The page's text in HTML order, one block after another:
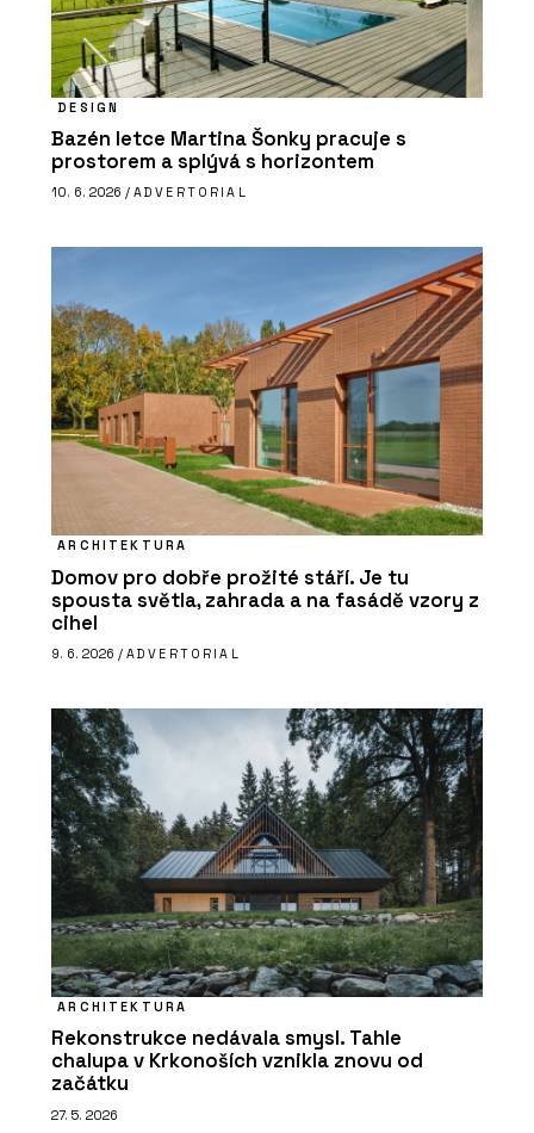
DESIGN
Bazén letce Martina Šonky pracuje s
prostorem a splývá s horizontem
10. 6. 2026 / ADVERTORIAL
ARCHITEKTURA
Domov pro dobře prožité stáří. Je tu
spousta světla, zahrada a na fasádě vzory z
cihel
9. 6. 2026 / ADVERTORIAL
ARCHITEKTURA
Rekonstrukce nedávala smysl. Tahle
chalupa v Krkonoších vznikla znovu od
začátku
27. 5. 2026